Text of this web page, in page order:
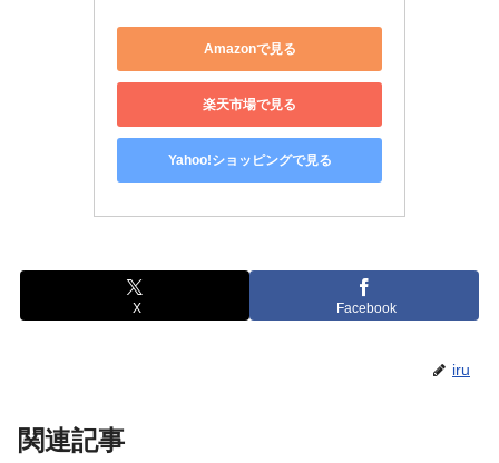
Amazonで見る
楽天市場で見る
Yahoo!ショッピングで見る
X Facebook
iru
関連記事